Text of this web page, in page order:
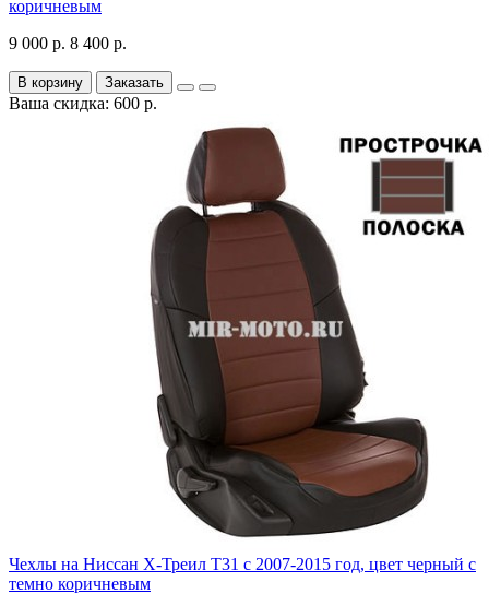
коричневым
9 000 р. 8 400 р.
В корзину Заказать
Ваша скидка: 600 р.
Чехлы на Ниссан Х-Треил Т31 с 2007-2015 год, цвет черный с
темно коричневым